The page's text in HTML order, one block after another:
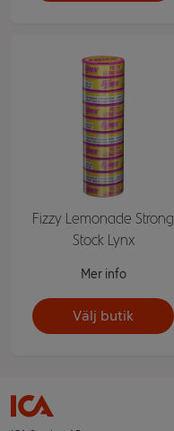
Fizzy Lemonade Strong
Stock Lynx
Mer info
Välj butik